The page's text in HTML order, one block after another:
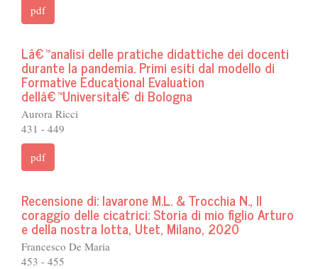
pdf
Lâ€™analisi delle pratiche didattiche dei docenti
durante la pandemia. Primi esiti dal modello di
Formative Educational Evaluation
dellâ€™UniversitaÌ€ di Bologna
Aurora Ricci
431 - 449
pdf
Recensione di: Iavarone M.L. & Trocchia N., Il
coraggio delle cicatrici: Storia di mio figlio Arturo
e della nostra lotta, Utet, Milano, 2020
Francesco De Maria
453 - 455